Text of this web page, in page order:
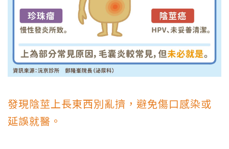
發現陰莖上長東西別亂擠，避免傷口感染或
延誤就醫。